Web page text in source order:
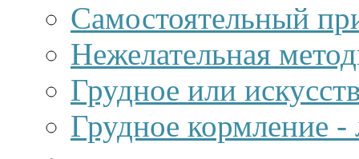
Самостоятельный
Нежелательная
Грудное или
Грудное кормление